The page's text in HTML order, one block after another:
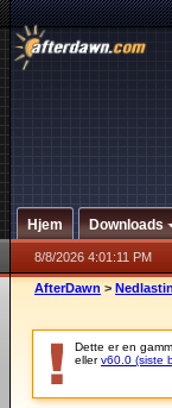
Hjem Downloads
8/8/2026 4:01:11 PM
AfterDawn >
Dette er en
ellerv60.0 (siste